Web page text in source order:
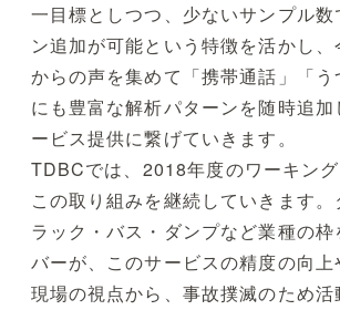
一目標としつつ、少ないサンプル数
ン追加が可能という特徴を活かし
からの声を集めて「携帯通話」「
にも豊富な解析パターンを随時追
ービス提供に繋げていきます。
TDBCでは、2018年度のワーキン
この取り組みを継続していきます。
ラック・バス・ダンプなど業種の
バーが、このサービスの精度の向
現場の視点から、事故撲滅のため活